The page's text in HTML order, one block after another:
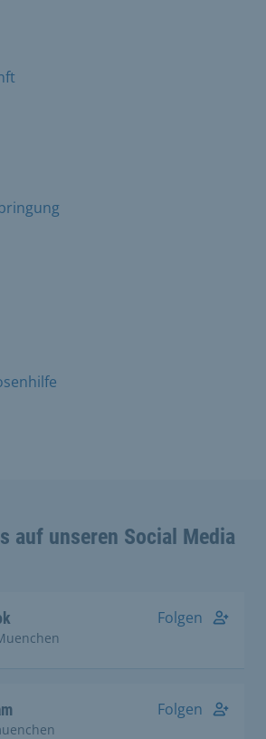
auf unseren Social Media
Folgen
Folgen